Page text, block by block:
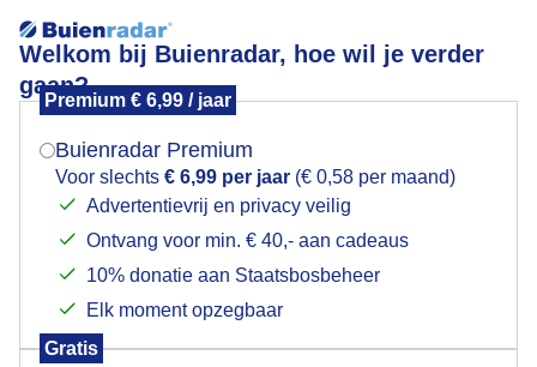
Welkom bij Buienradar, hoe wil je verder
gaan?
Premium € 6,99 / jaar
Buienradar Premium
Voor slechts € 6,99 per jaar (€ 0,58 per maand)
Advertentievrij en privacy veilig
Ontvang voor min. € 40,- aan cadeaus
10% donatie aan Staatsbosbeheer
Elk moment opzegbaar
Gratis
Camping
Mogen we je locatie gebruiken voor het
Indien je hier nog geen akkoord op hebt gegeven,
verschijnt er zo een pop-up uit je browser waarin
Is goed, toon de popup